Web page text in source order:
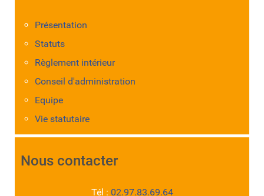
Présentation
Statuts
Règlement intérieur
Conseil d'administration
Equipe
Vie statutaire
Nous contacter
Tél : 02.97.83.69.64